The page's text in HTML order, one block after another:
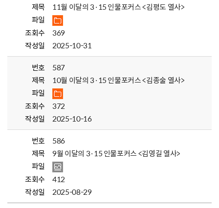
제목
11월 이달의 3·15 인물포커스 <김평도 열사>
파일
조회수
369
작성일
2025-10-31
번호
587
제목
10월 이달의 3·15 인물포커스 <김종술 열사>
파일
조회수
372
작성일
2025-10-16
번호
586
제목
9월 이달의 3·15 인물포커스 <김영길 열사>
파일
조회수
412
작성일
2025-08-29